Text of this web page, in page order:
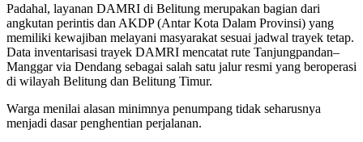
Padahal, layanan DAMRI di Belitung merupakan bagian dari
angkutan perintis dan AKDP (Antar Kota Dalam Provinsi) yang
memiliki kewajiban melayani masyarakat sesuai jadwal trayek tetap.
Data inventarisasi trayek DAMRI mencatat rute Tanjungpandan–
Manggar via Dendang sebagai salah satu jalur resmi yang beroperasi
di wilayah Belitung dan Belitung Timur.
Warga menilai alasan minimnya penumpang tidak seharusnya
menjadi dasar penghentian perjalanan.